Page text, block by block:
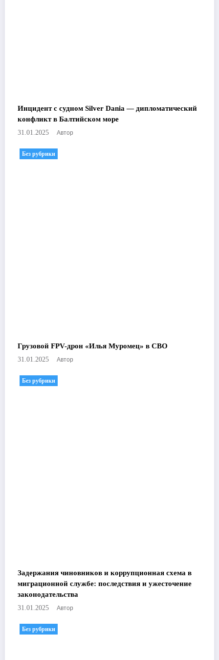
Инцидент с судном Silver Dania — дипломатический
конфликт в Балтийском море
31.01.2025 Автор
Без рубрики
Грузовой FPV-дрон «Илья Муромец» в СВО
31.01.2025 Автор
Без рубрики
Задержания чиновников и коррупционная схема в
миграционной службе: последствия и ужесточение
законодательства
31.01.2025 Автор
Без рубрики